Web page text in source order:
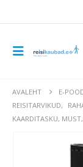
AVALEHT
E-
REISITARVIKUD,
KAARDITASKU,